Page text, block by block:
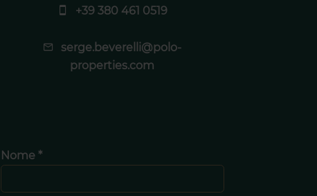
+39 380 461 0519
serge.beverelli@polo-
properties.com
Nome *